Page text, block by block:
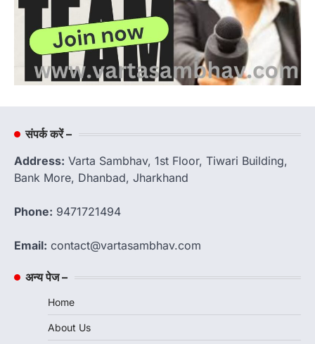
संपर्क करें –
Address: Varta Sambhav, 1st Floor, Tiwari Building,
Bank More, Dhanbad, Jharkhand
Phone: 9471721494
Email: contact@vartasambhav.com
अन्य पेज –
Home
About Us